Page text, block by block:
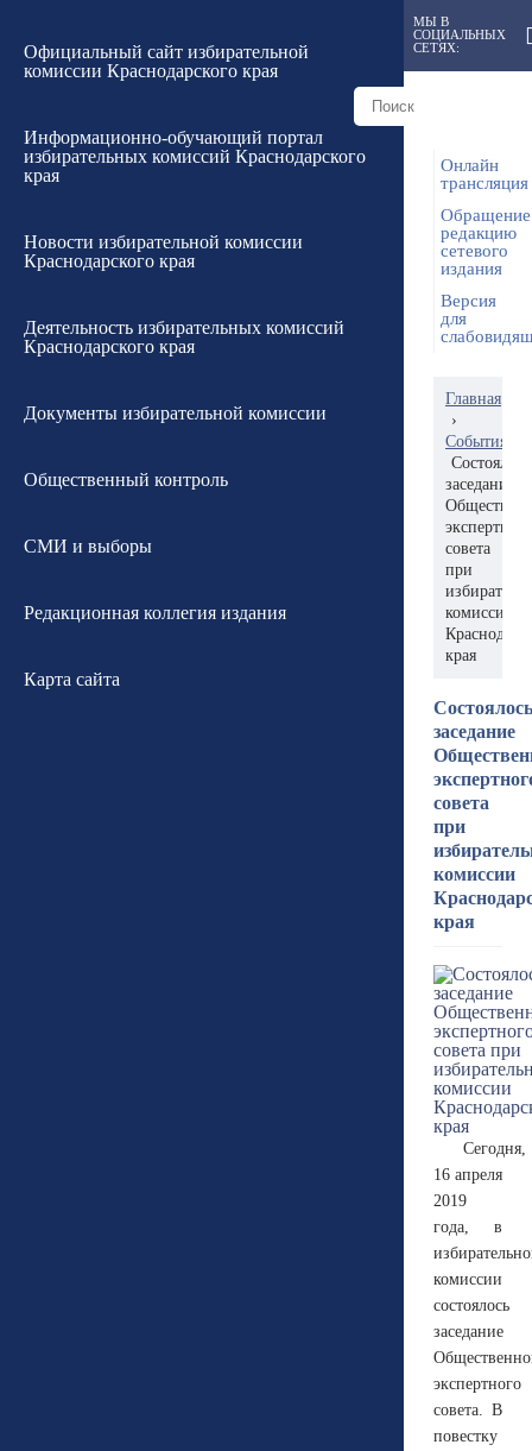
Официальный сайт избирательной
комиссии Краснодарского края
Информационно-обучающий портал
избирательных комиссий Краснодарского
края
Новости избирательной комиссии
Краснодарского края
Деятельность избирательных комиссий
Краснодарского края
Документы избирательной комиссии
Общественный контроль
СМИ и выборы
Редакционная коллегия издания
Карта сайта
МЫ В
СОЦИАЛЬНЫХ
СЕТЯХ:
Онлайн
трансляция
редакцию
сетевого
издания
Версия
для
Главная
›
События
Состоялось
заседание
экспертного
совета
при
комиссии
края
Состоялось
заседание
совета
при
комиссии
края
Сегодня,
16 апреля
2019
года, в
комиссии
состоялось
заседание
экспертного
совета. В
повестку